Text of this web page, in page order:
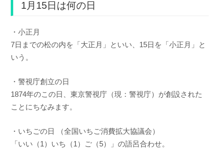
1月15日は何の日
・小正月
7日までの松の内を「大正月」といい、15日を「小正月」と
いう。
・警視庁創立の日
1874年のこの日、東京警視庁（現：警視庁）が創設された
ことにちなみます。
・いちごの日 （全国いちご消費拡大協議会）
「いい（1）いち（1）ご（5）」の語呂合わせ。